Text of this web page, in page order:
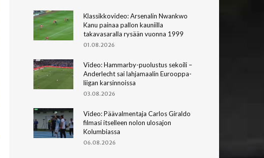
Klassikkovideo: Arsenalin Nwankwo
Kanu painaa pallon kauniilla
takavasaralla rysään vuonna 1999
01.08.2026
Video: Hammarby-puolustus sekoili –
Anderlecht sai lahjamaalin Eurooppa-
liigan karsinnoissa
03.08.2026
Video: Päävalmentaja Carlos Giraldo
filmasi itselleen nolon ulosajon
Kolumbiassa
06.08.2026